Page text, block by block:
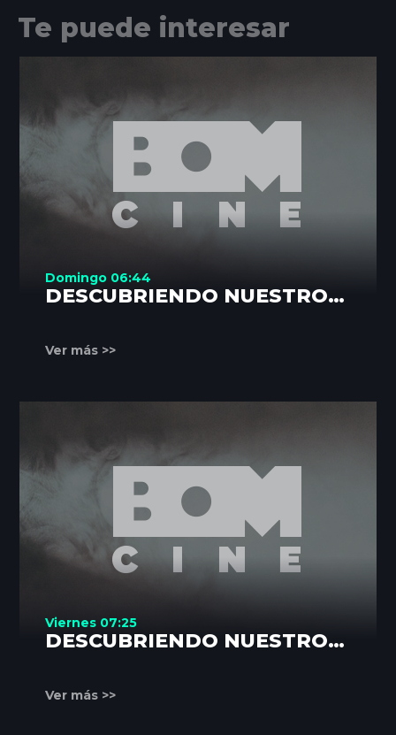
Te puede interesar
Domingo 06:44
DESCUBRIENDO NUESTROS
Ver más >>
Viernes 07:25
DESCUBRIENDO NUESTROS
Ver más >>